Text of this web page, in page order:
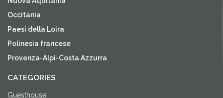
Occitania
Paesi della Loira
Polinesia francese
Provenza-Alpi-Costa Azzurra
CATEGORIES
Guesthouse